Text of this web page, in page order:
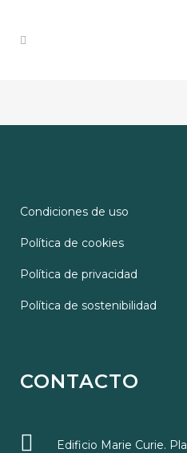
Condiciones de uso
Política de cookies
Política de privacidad
Política de sostenibilidad
CONTACTO
Edificio Marie Curie.